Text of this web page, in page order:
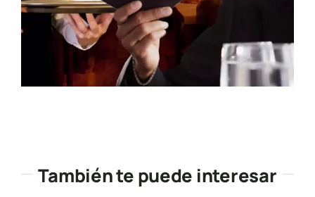
También te puede interesar